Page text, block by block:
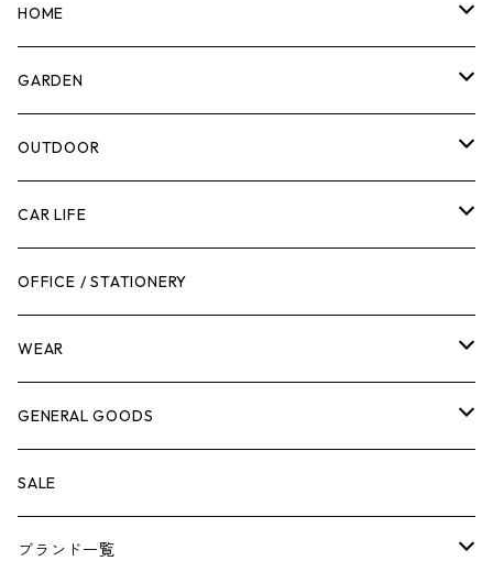
マーカー
計測機器
腰袋・ツールホルスター
工具箱
作業台
脚立
ケミカル
その他
HOME
5ガロンバケツ
キッチン
日用品
ボディケア
GARDEN
剪定ばさみ
ガーデンツール
ガーデンチェア
キャビネット・ツールハンガー
冬季用品
その他
OUTDOOR
スツール
バンジーバンド
ストレージボックス
クーラーボックス
ナイフ
CAR LIFE
メンテナンスグッズ
車内グッズ
車外グッズ
芳香剤
OFFICE / STATIONERY
WEAR
トップス
ボトムス
アンダーウェア
GENERAL GOODS
ウォレット
エアーフレッシュナー
SALE
ブランド一覧